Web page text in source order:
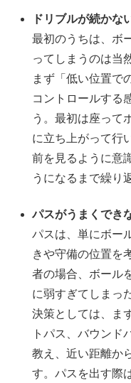
ドリブルが続かな
最初のうちは、ボ
ってしまうのは当
まず「低い位置で
コントロールする
う。最初は座って
に立ち上がって行
前を見るように意
うになるまで繰り
パスがうまくでき
パスは、単にボー
きや守備の位置を
者の場合、ボール
に弱すぎてしまっ
決策としては、ま
トパス、バウンド
教え、近い距離か
す。パスを出す際